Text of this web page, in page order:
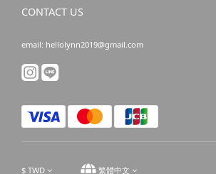
CONTACT US
email: hellolynn2019@gmail.com
$ TWD 繁體中文